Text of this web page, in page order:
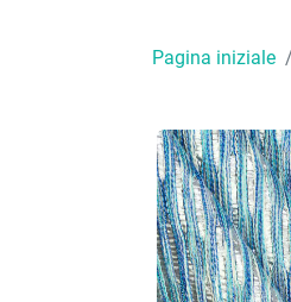
Pagina iniziale